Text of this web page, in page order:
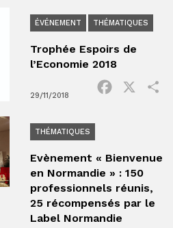
ÉVÉNEMENT THÉMATIQUES
Trophée Espoirs de
l’Economie 2018
29/11/2018
Facebook
THÉMATIQUES
Evènement « Bienvenue
en Normandie » : 150
professionnels réunis,
25 récompensés par le
Label Normandie